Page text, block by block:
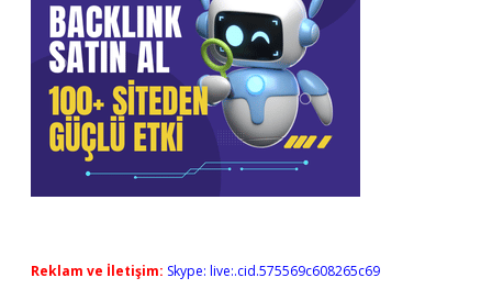
Reklam ve İletişim: Skype: live:.cid.575569c608265c69